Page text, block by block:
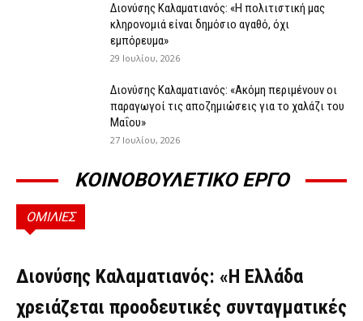
Διονύσης Καλαματιανός: «Η πολιτιστική μας
κληρονομιά είναι δημόσιο αγαθό, όχι
εμπόρευμα»
29 Ιουλίου, 2026
Διονύσης Καλαματιανός: «Ακόμη περιμένουν οι
παραγωγοί τις αποζημιώσεις για το χαλάζι του
Μαΐου»
27 Ιουλίου, 2026
ΚΟΙΝΟΒΟΥΛΕΤΙΚΟ ΕΡΓΟ
ΟΜΙΛΙΕΣ
ΟΜΙΛΊΕΣ
Διονύσης Καλαματιανός: «Η Ελλάδα
χρειάζεται προοδευτικές συνταγματικές